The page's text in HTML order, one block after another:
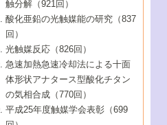
この材料を触媒として使ってみません
水素化精製触媒の新しい展開
新しい反応性と機能性を目指した金属
スタ-化学
機能性金属材料と触媒
触媒研究へのNMRの応用と展望
計算機触媒化学へのさそい
触媒劣化の制御と予測
最新の実用プロセスと触媒
第82回触媒討論会
ナノ構造体の化学
あの反応は今
新しい反応場を目指した触媒調製
反応・分離技術の新しい展開
第80回触媒討論会
AFMでみる世界
オリンピックメダル:金・銀・銅はどん
媒作用を示すか
触媒作用における機能の複合化
未来を拓け！若手研究者
第78回触媒討論会
ダイナミックな領域への触媒研究の展
化学を中心とする21世紀への触媒
第75回触媒討論会
希土類を利用した触媒
触媒とリサイクル
エネルギー変換触媒
第76回触媒討論会
表面吸着相の新しい展開
マイクロポーラス・クリスタル触媒の
電気化学と触媒
第73回触媒討論会
C4化学の展開
《通常号》
《通常号》
第74回触媒討論会
巻（1993年）
工業触媒開発マニュアル―探索から工
まで
第71回触媒討論会
研究開発のうらおもて―着想と展開
触媒劣化と寿命の予測
環境に優しい触媒
巻（1992年）
インパクトを与えたこの研究
第69回触媒討論会
ケミカルズ合成触媒―新しい展開と応
巻（1991年）
触媒プロセス開発マニュアル―探索か
業化まで，知っておきたいこと PartII
第67回触媒討論会
巻（1990年）
21世紀に向けて触媒研究の飛躍をめざ
触媒化学の裾野を広げよう
第65回触媒討論会
巻（1989年）
情報科学と反応設計・材料設計
巻（1988年）
触分解（921回）
酸化亜鉛の光触媒能の研究（837
回）
光触媒反応（826回）
急速加熱急速冷却法による十面
体形状アナタース型酸化チタン
の気相合成（770回）
平成25年度触媒学会表彰（699